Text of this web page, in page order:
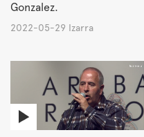
Gonzalez.
2022-05-29 Izarra